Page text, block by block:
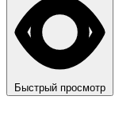
Быстрый просмотр